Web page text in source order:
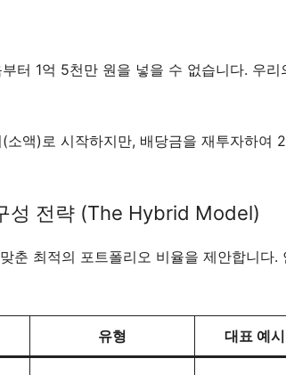
터 1억 5천만 원을 넣을 수 없습니다. 우리
소액)로 시작하지만, 배당금을 재투자하여
성 전략 (The Hybrid Model)
춘 최적의 포트폴리오 비율을 제안합니다.
유형 대표 예